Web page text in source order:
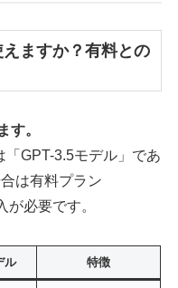
ますか？有料との
す。
GPT-3.5モデル」であ
は有料プラン
が必要です。
ル 特徴